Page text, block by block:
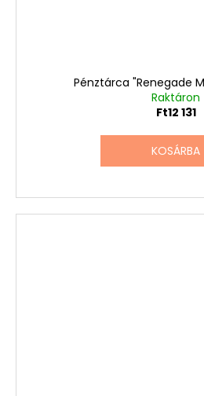
Pénztárca "Renegade
Raktáron
Ft12 131
KOSÁRBA